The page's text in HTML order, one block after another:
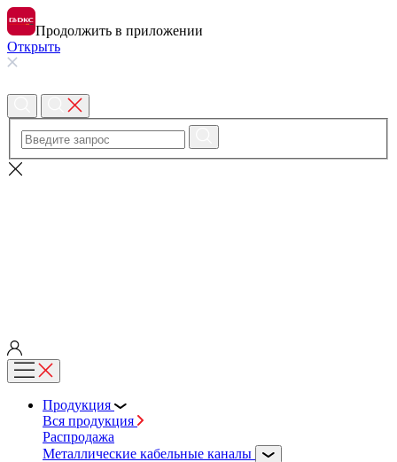
Продолжить в приложении
Открыть
Продукция
Вся продукция
Распродажа
Металлические кабельные каналы